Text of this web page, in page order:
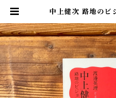
中上健次 路地のビ
ガ坂